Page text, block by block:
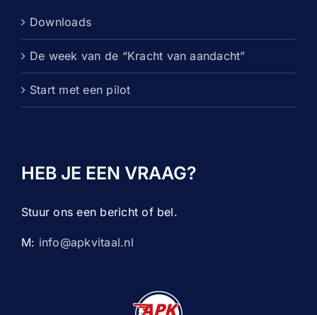
Downloads
De week van de “Kracht van aandacht”
Start met een pilot
HEB JE EEN VRAAG?
Stuur ons een bericht of bel.
M: info@apkvitaal.nl